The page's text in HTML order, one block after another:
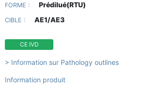
FORME : Prédilué(RTU)
CIBLE : AE1/AE3
CE IVD
> Information sur Pathology outlines
Information produit